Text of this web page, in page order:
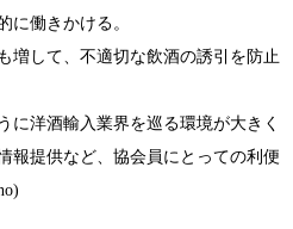
に働きかける。
増して、不適切な飲酒の誘引を防止
に洋酒輸入業界を巡る環境が大きく
報提供など、協会員にとっての利便